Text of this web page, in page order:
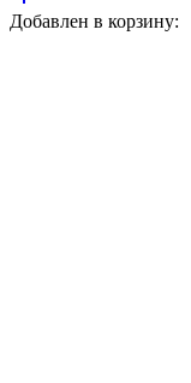
Добавлен в корзину: